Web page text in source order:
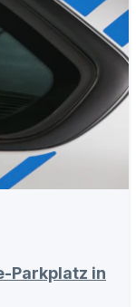
Parkplatz in